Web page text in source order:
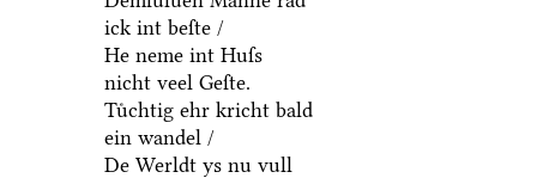
ick int beſte /
He neme int Huſs
nicht veel Geſte.
Tuͤchtig ehr kricht bald
ein wandel /
De Werldt ys nu vull